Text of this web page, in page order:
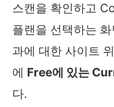
스캔을 확인하고
플랜을 선택하는
과에 대한 사이트
에 Free에 있는
다.